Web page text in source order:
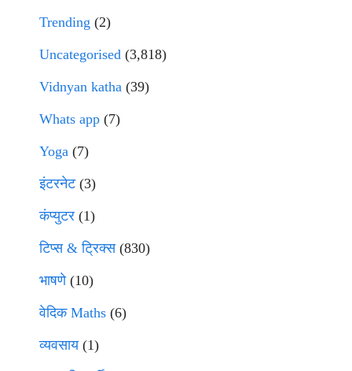
Trending (2)
Uncategorised (3,818)
Vidnyan katha (39)
Whats app (7)
Yoga (7)
इंटरनेट(3)
कंप्युटर (1)
टिप्स & ट्रिक्स(830)
भाषणे(10)
वेदिक Maths (6)
व्यवसाय(1)